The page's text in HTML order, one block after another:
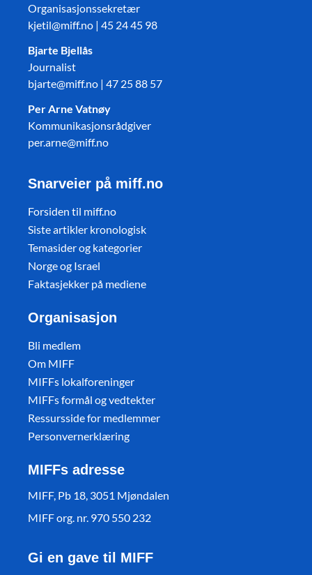
Organisasjonssekretær
kjetil@miff.no | 45 24 45 98
Bjarte Bjellås
Journalist
bjarte@miff.no | 47 25 88 57
Per Arne Vatnøy
Kommunikasjonsrådgiver
per.arne@miff.no
Snarveier på miff.no
Forsiden til miff.no
Siste artikler kronologisk
Temasider og kategorier
Norge og Israel
Faktasjekker på mediene
Organisasjon
Bli medlem
Om MIFF
MIFFs lokalforeninger
MIFFs formål og vedtekter
Ressursside for medlemmer
Personvernerklæring
MIFFs adresse
MIFF, Pb 18, 3051 Mjøndalen
MIFF org. nr. 970 550 232
Gi en gave til MIFF